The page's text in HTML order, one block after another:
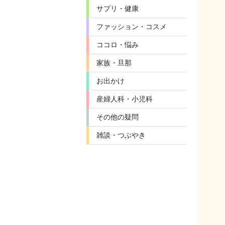
サプリ・健康
ファッション・コスメ
ココロ・悩み
家族・旦那
お出かけ
産婦人科・小児科
その他の疑問
雑談・つぶやき